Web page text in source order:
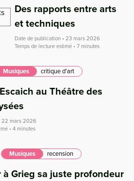
Des rapports entre arts
et techniques
Date de publication • 23 mars 2026
Temps de lecture estimé • 7 minutes
Musiques critique d'art
au Théâtre des
22 mars 2026
• 4 minutes
Musiques recension
à Grieg sa juste profondeur